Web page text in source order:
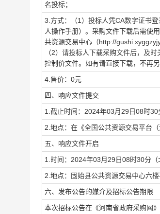
名投标；
3.方式：（1）投标人凭CA数字证书
人操作手册）。采购文件下载后需使
共资源交易中心（http://
（2）请投标人下载采购文件后，及
控制价文件。如有请直接下载，不再另
4.售价：0元
四、响应文件提交
1.截止时间：2024年03月29日08时30
2.地点：在《全国公共资源交易平台
五、响应文件开启
1.时间：2024年03月29日08时30分（
2.地点：固始县公共资源交易中心六
六、发布公告的媒介及招标公告期限
本次招标公告在《河南省政府采购网